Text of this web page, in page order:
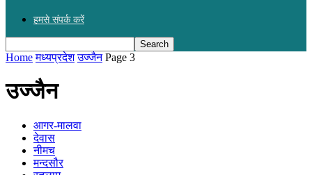
हमसे संपर्क करें
Home मध्यप्रदेश उज्जैन Page 3
उज्जैन
आगर-मालवा
देवास
नीमच
मन्दसौर